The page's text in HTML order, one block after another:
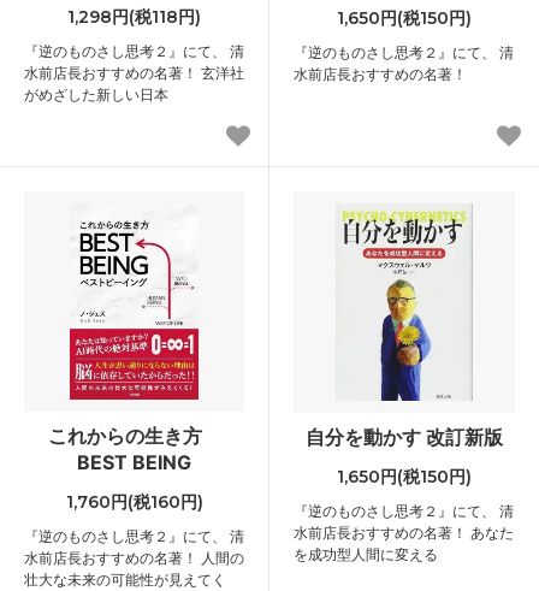
1,298円(税118円)
『逆のものさし思考２』にて、 清
水前店長おすすめの名著！ 玄洋社
がめざした新しい日本
1,650円(税150円)
『逆のものさし思考２』にて、 清
水前店長おすすめの名著！
これからの生き方
BEST BEING
1,760円(税160円)
『逆のものさし思考２』にて、 清
水前店長おすすめの名著！ 人間の
壮大な未来の可能性が見えてく
自分を動かす 改訂新版
1,650円(税150円)
『逆のものさし思考２』にて、 清
水前店長おすすめの名著！ あなた
を成功型人間に変える